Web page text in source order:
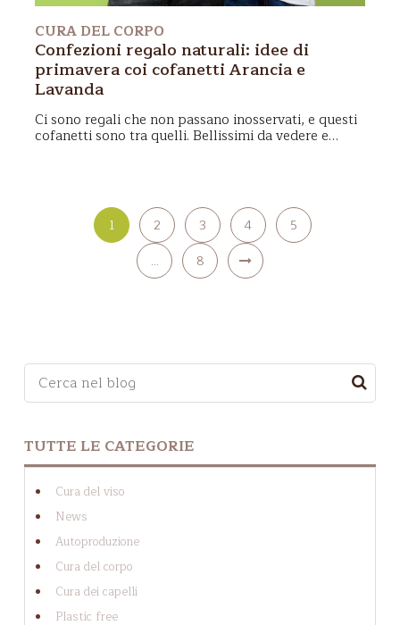
CURA DEL CORPO
Confezioni regalo naturali: idee di
primavera coi cofanetti Arancia e
Lavanda
Ci sono regali che non passano inosservati, e questi
cofanettisono tra quelli. Bellissimi da vedere e
che uniscecura natura ebenessere, pensato
per sorprendere e farsi ricordare.
1 2 3 4
5
...
8
Questo è un campo di ricerca con una funzionalità
TUTTE LE CATEGORIE
Cura del viso
News
Autoproduzione
Cura del corpo
Cura dei capelli
Plastic free